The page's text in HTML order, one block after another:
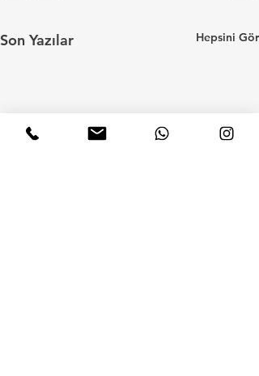
Son Yazılar Hepsini Gör